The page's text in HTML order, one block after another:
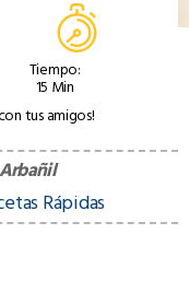
Tiempo:
15 Min
tus amigos!
Rápidas